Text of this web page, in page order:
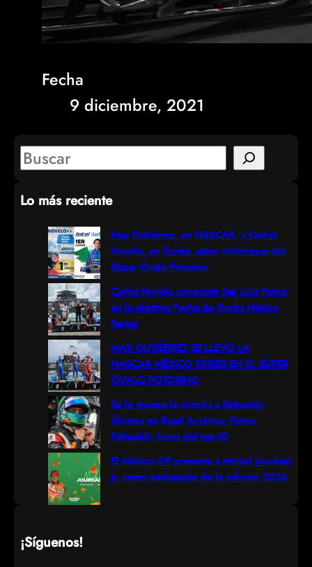
Fecha
9 diciembre, 2021
S
a
Lo más reciente
Max Gutiérrez, en NASCAR, y Carlos
Novelo, en Trucks, salen victoriosos del
Súper Óvalo Potosino
Carlos Novelo conquista San Luis Potosí
en la séptima Fecha de Trucks México
Series
MAX GUTIÉRREZ SE LLEVÓ LA
NASCAR MÉXICO SERIES EN EL SÚPER
ÓVALO POTOSINO
Se le escapa la victoria a Sebastián
Álvarez en Road América; Pietro
Fittipaldi, fuera del top-10
El México GP presenta a Michel Jourdain
Jr. como embajador de la edición 2026
¡Síguenos!